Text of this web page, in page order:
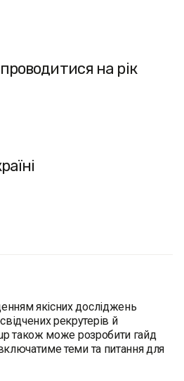
на рік
якісних досліджень
рекрутерів й
також може розробити гайд
теми та питання для